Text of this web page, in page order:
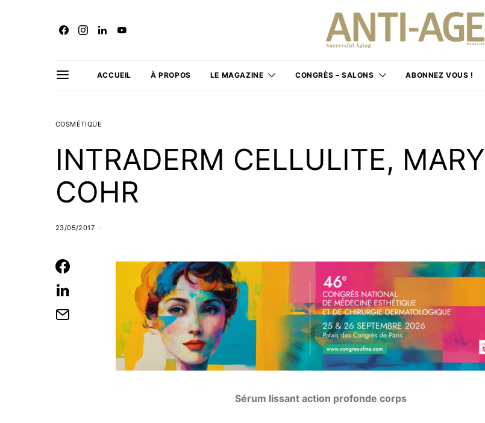
ACCUEIL À PROPOS LE MAGAZINE CONGRÈS – SALONS ABONNEZ VOUS !
COSMÉTIQUE
INTRADERM CELLULITE, MARY
COHR
23/05/2017
Sérum lissant action profonde corps